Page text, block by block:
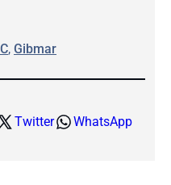
, Gibmar
Twitter WhatsApp